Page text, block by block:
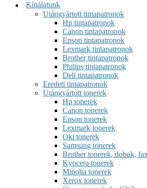
Kínálatunk
Utángyártott tintapatronok
Hp tintapatronok
Canon tintapatronok
Epson tintapatronok
Lexmark tintapatronok
Brother tintapatronok
Philips tintapatronok
Dell tintapatronok
Eredeti tintapatronok
Utángyártott tonerek
Hp tonerek
Canon tonerek
Epson tonerek
Lexmark tonerek
Oki tonerek
Samsung tonerek
Brother tonerek, dobok,
Kyocera tonerek
Minolta tonerek
Xerox tonerek